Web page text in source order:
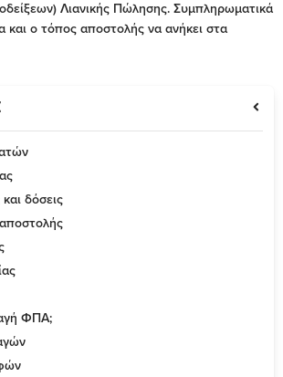
δόσεις
ΦΠΑ;
Λιανικής Πώλησης. Συμπληρωματικά
και ο τόπος αποστολής να ανήκει στα